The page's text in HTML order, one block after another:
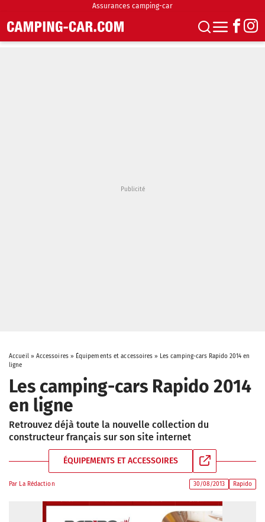
Assurances camping-car
Accueil» Accessoires» Équipements et accessoires » Les camping-cars Rapido 2014 en
ligne
Les camping-cars Rapido 2014
en ligne
Retrouvez déjà toute la nouvelle collection du
constructeur français sur son site internet
ÉQUIPEMENTS ET ACCESSOIRES
Par La Rédaction 30/08/2013 Rapido